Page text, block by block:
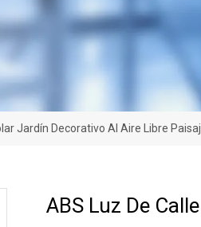
Jardín Decorativo Al Aire Libre
ABS Luz De